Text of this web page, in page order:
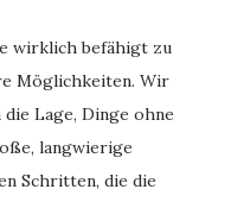
wirklich befähigt zu
Möglichkeiten. Wir
Lage, Dinge ohne
langwierige
Schritten, die die